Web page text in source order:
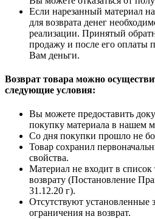
Если нарезанный материал
для возврата денег
реализации. Принятый
продажу и после его оплаты
Вам деньги.
Возврат товара можно
следующие условия:
Вы можете предоставить
покупку материала в нашем
Со дня покупки прошло не
Товар сохранил
свойства.
Материал не входит в
возврату (Постановление
31.12.20 г).
Отсутствуют установленные
ограничения на возврат.